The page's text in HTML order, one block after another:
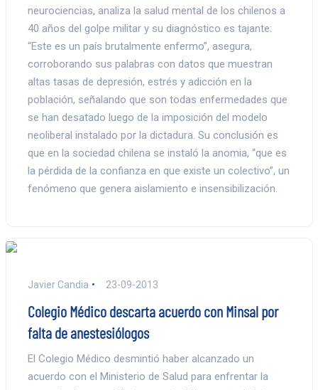
neurociencias, analiza la salud mental de los chilenos a
40 años del golpe militar y su diagnóstico es tajante:
“Este es un país brutalmente enfermo”, asegura,
corroborando sus palabras con datos que muestran
altas tasas de depresión, estrés y adicción en la
población, señalando que son todas enfermedades que
se han desatado luego de la imposición del modelo
neoliberal instalado por la dictadura. Su conclusión es
que en la sociedad chilena se instaló la anomia, “que es
la pérdida de la confianza en que existe un colectivo”, un
fenómeno que genera aislamiento e insensibilización.
Javier Candia 23-09-2013
Colegio Médico descarta acuerdo con Minsal por
falta de anestesiólogos
El Colegio Médico desmintió haber alcanzado un
acuerdo con el Ministerio de Salud para enfrentar la